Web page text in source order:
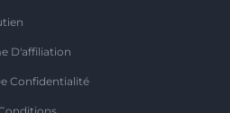
D'affiliation
Confidentialité